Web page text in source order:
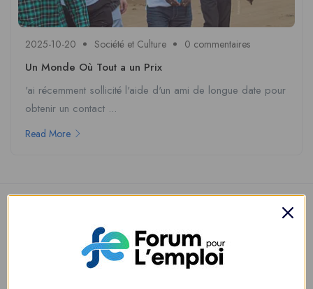
2025-10-20 Société et Culture 0 commentaires
Un Monde Où Tout a un Prix
'ai récemment sollicité l'aide d'un ami de longue date pour
obtenir un contact ...
Read More